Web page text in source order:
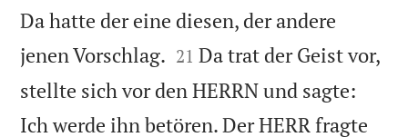
Da hatte der eine diesen, der andere
jenen Vorschlag. 

21 Da trat der Geist vor,
stellte sich vor den HERRN und sagte:
Ich werde ihn betören. Der HERR fragte